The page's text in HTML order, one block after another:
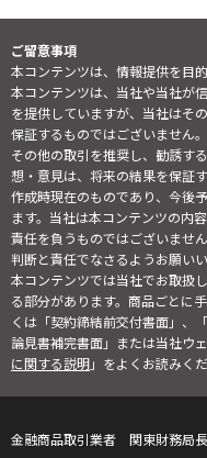
ご留意事項
本コンテンツは、情報提供を目
本コンテンツは、当社や当社が
を提供していますが、当社はそ
保証するものではございません
その他の取引を推奨し、勧誘す
想・意見は、将来の結果を保証
作成時現在のものであり、今後
ます。当社は本コンテンツの内
責任を負うものではございませ
判断と責任でなさるようお願いい
本コンテンツでは当社でお取扱
る部分があります。商品ごとに
くは「契約締結前交付書面」、
論見書補完書面」または当社ウ
に関する説明」をよくお読みくだ
金融商品取引業者 関東財務局